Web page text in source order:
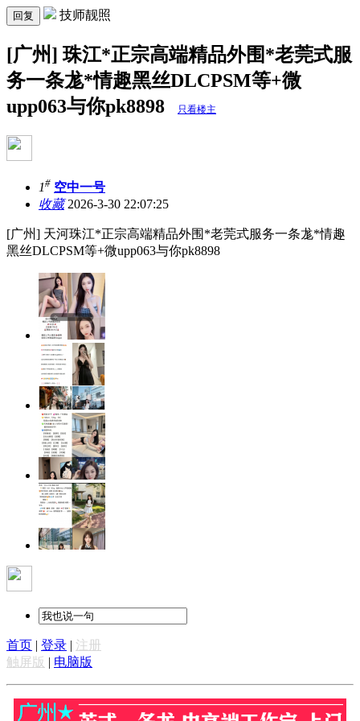
回复 技师靓照
[广州] 珠江*正宗高端精品外围*老莞式服
务一条尨*情趣黑丝DLCPSM等+微
upp063与你pk8898
只看楼主
1# 空中一号
收藏2026-3-30 22:07:25
[广州] 天河珠江*正宗高端精品外围*老莞式服务一条尨*情趣
黑丝DLCPSM等+微upp063与你pk8898
首页 | 登录 | 注册
触屏版 | 电脑版